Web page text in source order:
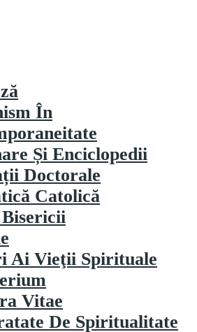
În
Și Enciclopedii
Doctorale
Catolică
Ai Vieţii Spirituale
Vitae
De Spiritualitate